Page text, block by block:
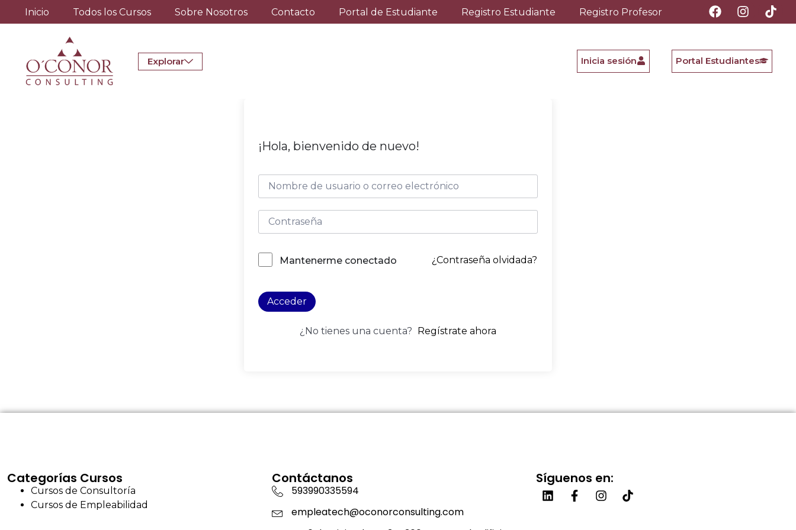
Inicio Todos los Cursos Sobre Nosotros Contacto Portal de Estudiante Registro Estudiante Registro Profesor
Explorar Inicia sesión Portal Estudiantes
¡Hola, bienvenido de nuevo!
Mantenerme conectado ¿Contraseña olvidada?
Acceder
¿No tienes una cuenta? Regístrate ahora
Categorías Cursos
Cursos de Consultoría
Cursos de Empleabilidad
Contáctanos
593990335594
empleatech@oconorconsulting.com
Síguenos en: